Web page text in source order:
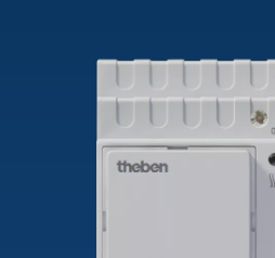
KNX
Smart Home
DALI
Soluzioni OEM
Esperti OEM